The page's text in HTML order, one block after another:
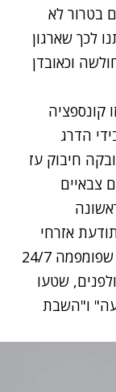
בטרור לא
לכך שארגון
וכאובדן
קונספציה
הדרג
חיבוק עז
צבאיים
אזרחי
ישראל, גם אם אינו בנמצא. זו קונספציה שפומפמה 24/7
שטעו
ו"השבת